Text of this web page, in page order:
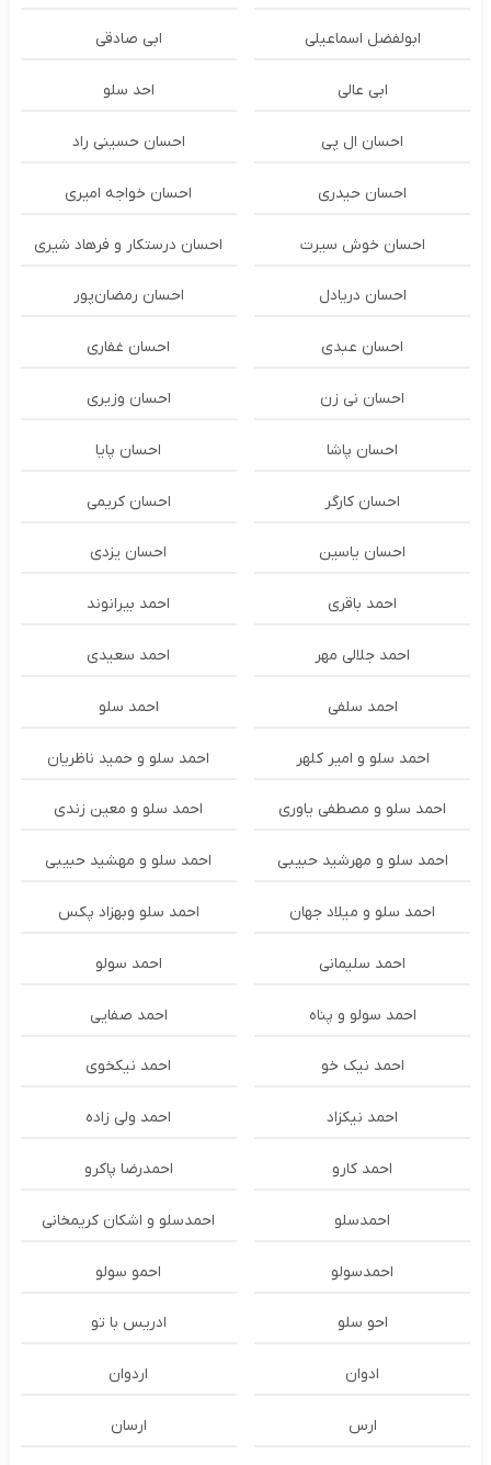
ابولفضل اسماعیلی ابی صادقی
ابی عالی احد سلو
احسان ال پی احسان حسینی راد
احسان حیدری احسان خواجه امیری
احسان خوش سیرت احسان درستكار و فرهاد شيرى
احسان دریادل احسان رمضان‌پور
احسان عبدی احسان غفاری
احسان نی زن احسان وزیری
احسان پاشا احسان پایا
احسان کارگر احسان کریمی
احسان یاسین احسان یزدی
احمد باقری احمد بیرانوند
احمد جلالی مهر احمد سعیدی
احمد سلفی احمد سلو
احمد سلو و امیر کلهر احمد سلو و حمید ناظریان
احمد سلو و مصطفی یاوری احمد سلو و معین زندی
احمد سلو و مهرشید حبیبی احمد سلو و مهشید حبیبی
احمد سلو و میلاد جهان احمد سلو وبهزاد پکس
احمد سلیمانی احمد سولو
احمد سولو و پناه احمد صفایی
احمد نیک خو احمد نیکخوی
احمد نیکزاد احمد ولی زاده
احمد کارو احمدرضا پاکرو
احمدسلو احمدسلو و اشکان کریمخانی
احمدسولو احمو سولو
احو سلو ادریس با تو
ادوان اردوان
ارس ارسان